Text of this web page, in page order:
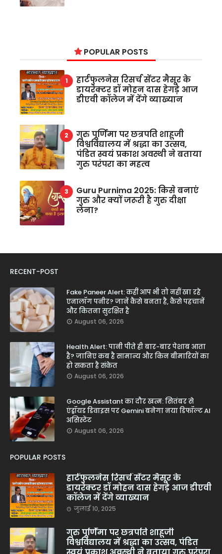
POPULAR POSTS
हार्टफुलनेस रिसर्च सेंटर मैसूर के
डायरेक्टर डॉ मोहन दास हेगड़े आज
डीएवी कॉलेज में देंगे व्याख्यान
गुरु पूर्णिमा पर छत्रपति शाहूजी
विश्वविद्यालय में श्रद्धा का उत्सव,
पंडित स्वयं प्रकाश अवस्थी ने बताया
गुरु परंपरा का महत्व
Guru Purnima 2025: किसे बनाएं
गुरु और क्यों जरूरी है गुरु दीक्षा
लेना?
RECENT-POST
Fake Paneer Alert: कहीं आप भी तो नहीं खा रहे
एनालॉग पनीर? जानें कैसे बनता है, कैसे पहचानें
और कितना सुरक्षित है
August 06, 2026
Health Alert: पानी पीते ही बार-बार पेशाब आता
है? जानिए कब है सामान्य और किन बीमारियों का
हो सकता है संकेत
August 06, 2026
Google Assistant का दौर खत्म: सितंबर से
एंड्रॉयड डिवाइस पर Gemini बनेगा नया डिफॉल्ट AI
असिस्टेंट
August 06, 2026
POPULAR POSTS
हार्टफुलनेस रिसर्च सेंटर मैसूर के
डायरेक्टर डॉ मोहन दास हेगड़े आज डीएवी
कॉलेज में देंगे व्याख्यान
जुलाई 10, 2025
गुरु पूर्णिमा पर छत्रपति शाहूजी
विश्वविद्यालय में श्रद्धा का उत्सव, पंडित